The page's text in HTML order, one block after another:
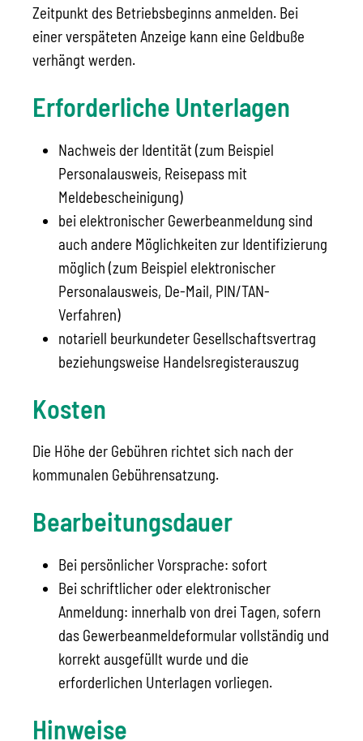
Zeitpunkt des Betriebsbeginns anmelden. Bei
einer verspäteten Anzeige kann eine Geldbuße
verhängt werden.
Erforderliche Unterlagen
Nachweis der Identität (zum Beispiel
Personalausweis, Reisepass mit
Meldebescheinigung)
bei elektronischer Gewerbeanmeldung sind
auch andere Möglichkeiten zur Identifizierung
möglich (zum Beispiel elektronischer
Personalausweis, De-Mail, PIN/TAN-
Verfahren)
notariell beurkundeter Gesellschaftsvertrag
beziehungsweise Handelsregisterauszug
Kosten
Die Höhe der Gebühren richtet sich nach der
kommunalen Gebührensatzung.
Bearbeitungsdauer
Bei persönlicher Vorsprache: sofort
Bei schriftlicher oder elektronischer
Anmeldung: innerhalb von drei Tagen, sofern
das Gewerbeanmeldeformular vollständig und
korrekt ausgefüllt wurde und die
erforderlichen Unterlagen vorliegen.
Hinweise